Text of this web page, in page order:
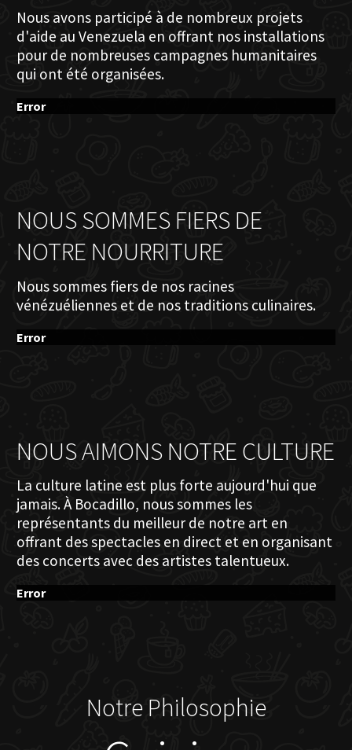
Nous avons participé à de nombreux projets
d'aide au Venezuela en offrant nos installations
pour de nombreuses campagnes humanitaires
qui ont été organisées.
Error
NOUS SOMMES FIERS DE
NOTRE NOURRITURE
Nous sommes fiers de nos racines
vénézuéliennes et de nos traditions culinaires.
Error
NOUS AIMONS NOTRE CULTURE
La culture latine est plus forte aujourd'hui que
jamais. À Bocadillo, nous sommes les
représentants du meilleur de notre art en
offrant des spectacles en direct et en organisant
des concerts avec des artistes talentueux.
Error
Notre Philosophie